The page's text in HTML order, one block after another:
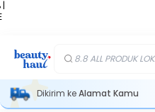
|
8.8 ALL PRODUK
Dikirim keAlamat Kamu